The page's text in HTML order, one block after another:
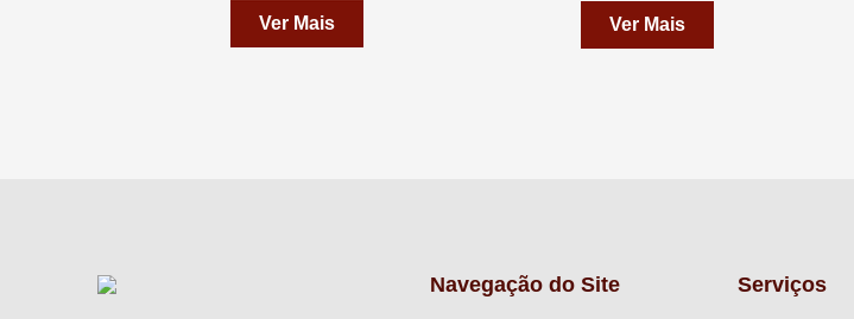
Ver Mais Ver Mais
Navegação do Site Serviços